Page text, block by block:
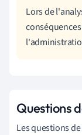
Lors de
Questions
Les questions